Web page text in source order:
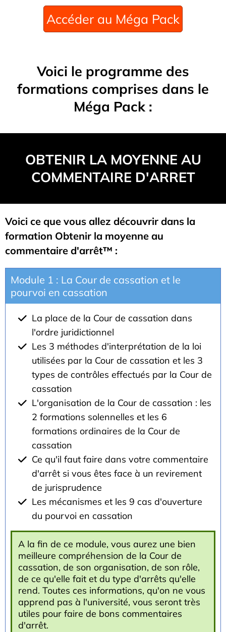
Accéder au Méga Pack
Voici le programme des
formations comprises dans le
Méga Pack :
OBTENIR LA MOYENNE AU
COMMENTAIRE D'ARRET
Voici ce que vous allez découvrir dans la
formation Obtenir la moyenne au
commentaire d'arrêt™ :
Module 1 : La Cour de cassation et le
pourvoi en cassation
La place de la Cour de cassation dans
l'ordre juridictionnel
Les 3 méthodes d'interprétation de la loi
utilisées par la Cour de cassation et les 3
types de contrôles effectués par la Cour de
cassation
L'organisation de la Cour de cassation : les
2 formations solennelles et les 6
formations ordinaires de la Cour de
cassation
Ce qu'il faut faire dans votre commentaire
d'arrêt si vous êtes face à un revirement
de jurisprudence
Les mécanismes et les 9 cas d'ouverture
du pourvoi en cassation
A la fin de ce module, vous aurez une bien
meilleure compréhension de la Cour de
cassation, de son organisation, de son rôle,
de ce qu'elle fait et du type d'arrêts qu'elle
rend. Toutes ces informations, qu'on ne vous
apprend pas à l'université, vous seront très
utiles pour faire de bons commentaires
d'arrêt.